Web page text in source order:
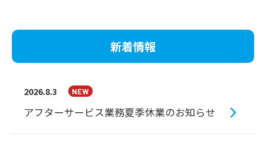
新着情報
2026.8.3
アフターサービス業務夏季休業のお知らせ